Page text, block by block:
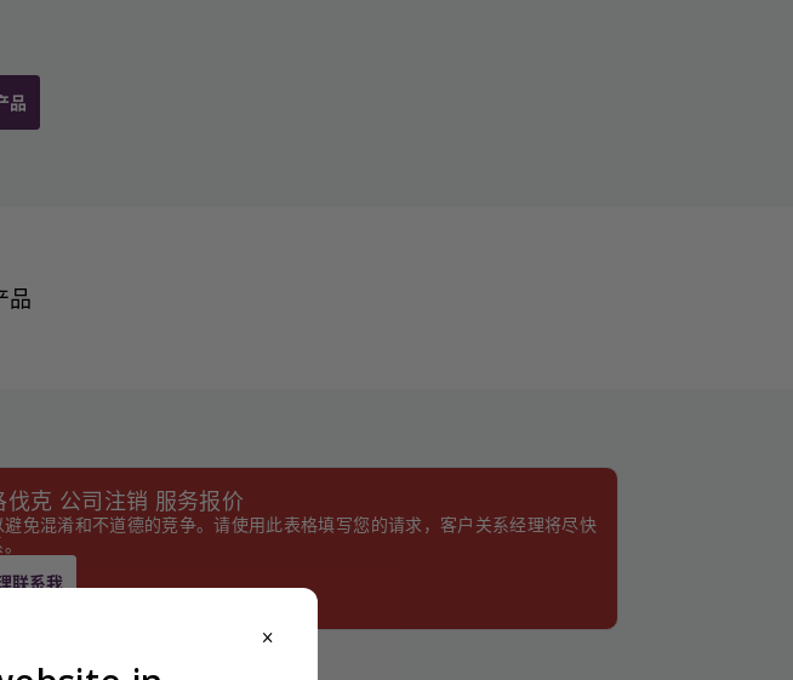
品
品
克 公司注销 服务报价
免混淆和不道德的竞争。请使用此表格填写您的请求，客户关系经理将尽快
联系我
close